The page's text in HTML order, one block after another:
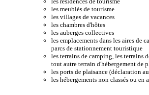
les meublés de tourisme
les villages de vacances
les chambres d'hôtes
les auberges collectives
les emplacements dans les aires de
parcs de stationnement touristique
les terrains de camping, les terrains
tout autre terrain d'hébergement de
les ports de plaisance (déclaration
les hébergements non classés ou en